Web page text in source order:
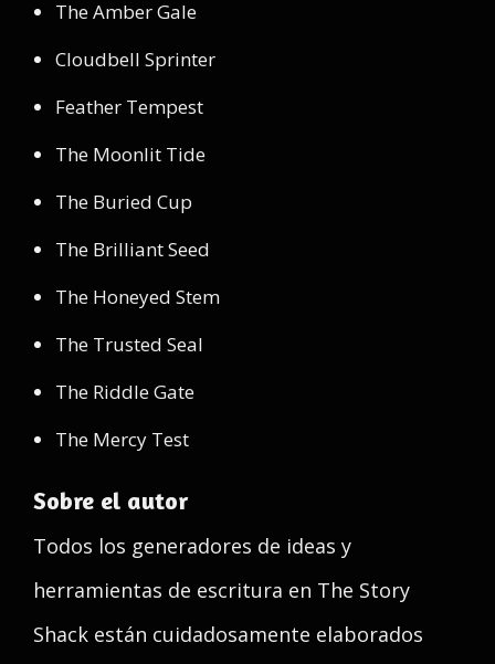
The Amber Gale
Cloudbell Sprinter
Feather Tempest
The Moonlit Tide
The Buried Cup
The Brilliant Seed
The Honeyed Stem
The Trusted Seal
The Riddle Gate
The Mercy Test
Sobre el autor
Todos los generadores de ideas y
herramientas de escritura en The Story
Shack están cuidadosamente elaborados